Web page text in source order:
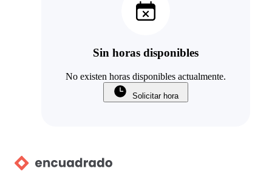
Sin horas disponibles
No existen horas disponibles actualmente.
Solicitar hora